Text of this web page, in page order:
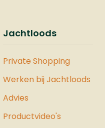
Jachtloods
Private Shopping
Werken bij Jachtloods
Advies
Productvideo's